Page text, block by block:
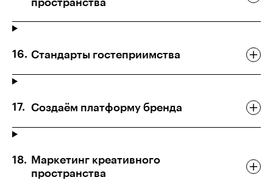
пространства
Стандарты гостеприимства
Создаём платформу бренда
Маркетинг креативного
пространства